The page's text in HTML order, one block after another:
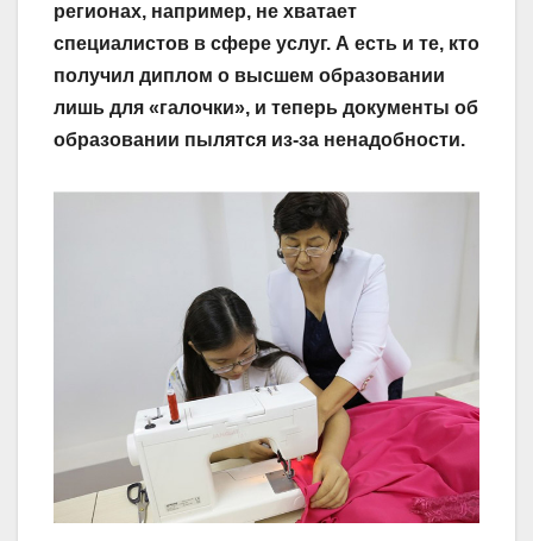
регионах, например, не хватает
специалистов в сфере услуг. А есть и те, кто
получил диплом о высшем образовании
лишь для «галочки», и теперь документы об
образовании пылятся из-за ненадобности.